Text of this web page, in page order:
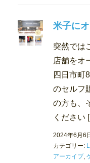
米子に
突然では
店舗をオ
四日市町
のセルフ
の方も、
ください
2024年6月6
カテゴリー:
アーカイブ,